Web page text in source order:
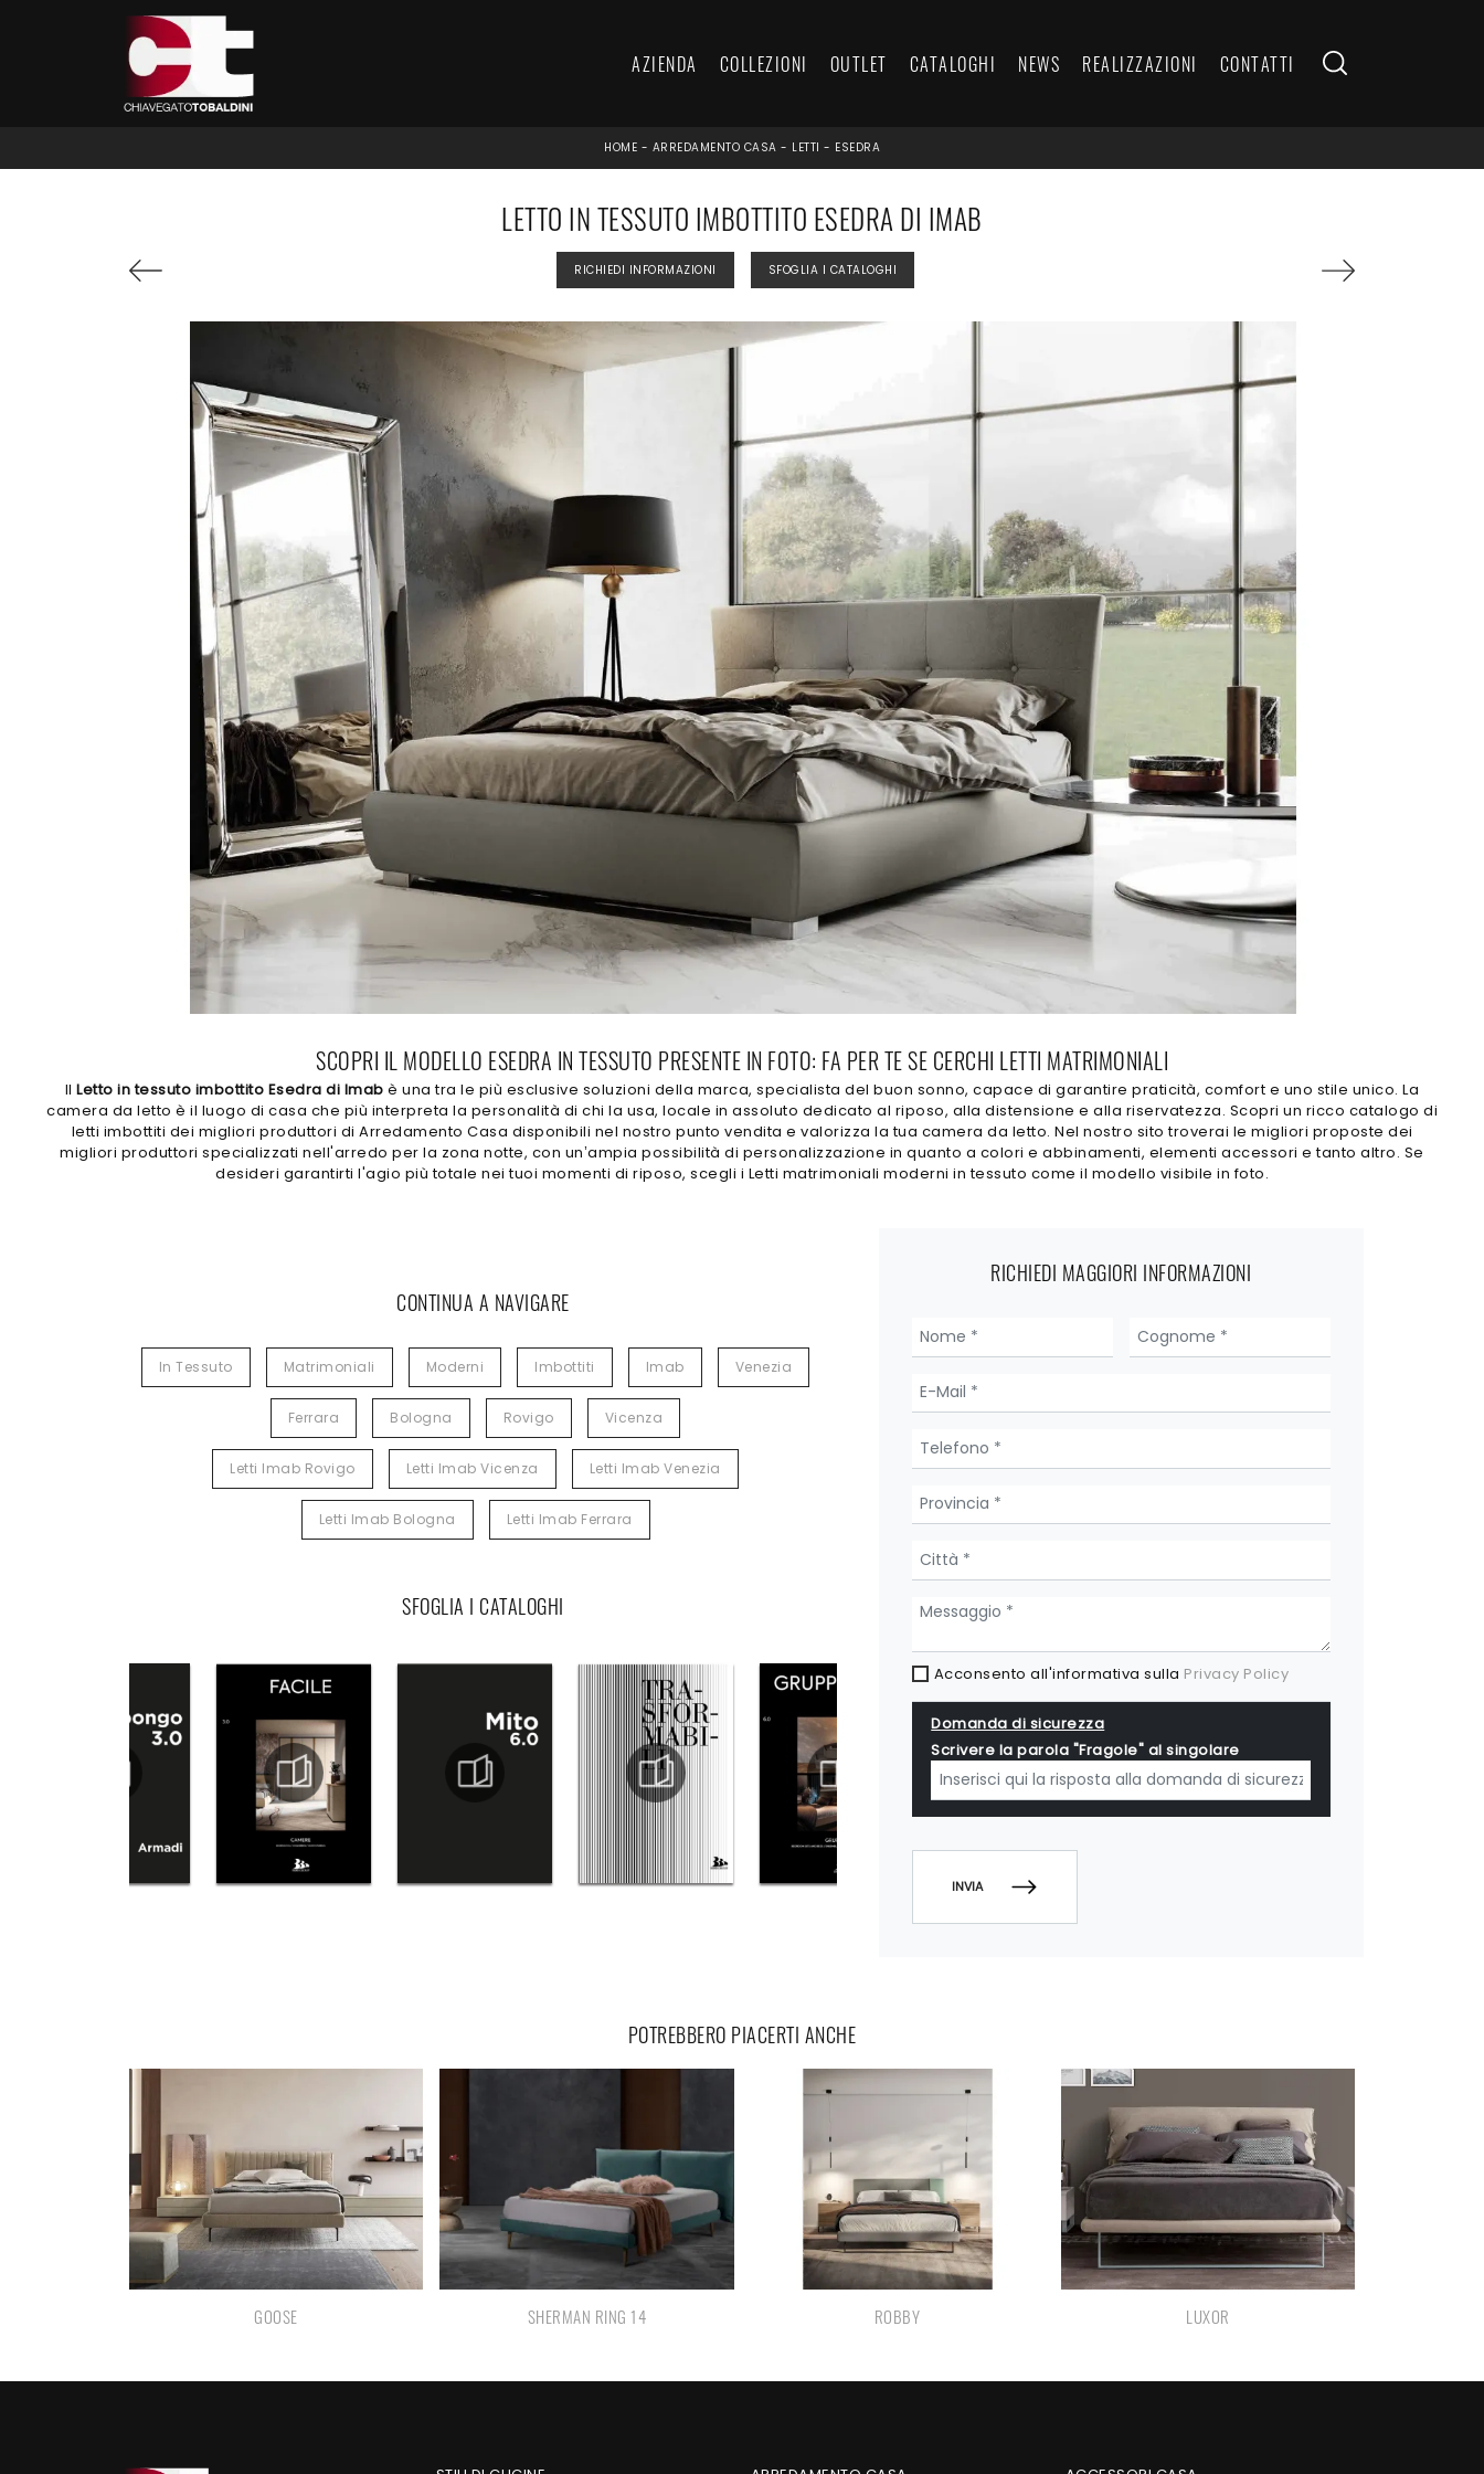
AZIENDA COLLEZIONI OUTLET CATALOGHI NEWS REALIZZAZIONI CONTATTI
HOME - ARREDAMENTO CASA - LETTI - ESEDRA
LETTO IN TESSUTO IMBOTTITO ESEDRA DI IMAB
RICHIEDI INFORMAZIONI SFOGLIA I CATALOGHI
SCOPRI IL MODELLO ESEDRA IN TESSUTO PRESENTE IN FOTO: FA PER TE SE CERCHI LETTI MATRIMONIALI
IlLetto in tessuto imbottito Esedra di Imab è una tra le più esclusive soluzioni della marca, specialista del buon sonno, capace di garantire praticità, comfort e uno stile unico. La
camera da letto è il luogo di casa che più interpreta la personalità di chi la usa, locale in assoluto dedicato al riposo, alla distensione e alla riservatezza. Scopri un ricco catalogo di
letti imbottiti dei migliori produttori di Arredamento Casa disponibili nel nostro punto vendita e valorizza la tua camera da letto. Nel nostro sito troverai le migliori proposte dei
migliori produttori specializzati nell'arredo per la zona notte, con un’ampia possibilità di personalizzazione in quanto a colori e abbinamenti, elementi accessori e tanto altro. Se
desideri garantirti l'agio più totale nei tuoi momenti di riposo, scegli i Letti matrimoniali moderni in tessuto come il modello visibile in foto.
CONTINUA A NAVIGARE
In Tessuto Matrimoniali Moderni Imbottiti Imab Venezia
Ferrara Bologna Rovigo Vicenza
Letti Imab Rovigo Letti Imab Vicenza Letti Imab Venezia
Letti Imab Bologna Letti Imab Ferrara
SFOGLIA I CATALOGHI
RICHIEDI MAGGIORI INFORMAZIONI
Acconsento all'informativa sulla Privacy Policy
Domanda di sicurezza
Scrivere la parola "Fragole" al singolare
INVIA
POTREBBERO PIACERTI ANCHE
GOOSE SHERMAN RING 14 ROBBY LUXOR